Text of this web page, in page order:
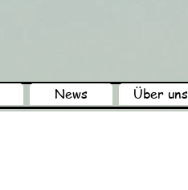
News Über uns